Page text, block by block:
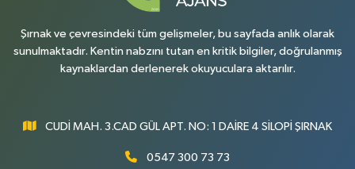
Şırnak ve çevresindeki tüm gelişmeler, bu sayfada anlık olarak
sunulmaktadır. Kentin nabzını tutan en kritik bilgiler, doğrulanmış
kaynaklardan derlenerek okuyuculara aktarılır.
CUDİ MAH. 3.CAD GÜL APT. NO: 1 DAİRE 4 SİLOPİ ŞIRNAK
0547 300 73 73